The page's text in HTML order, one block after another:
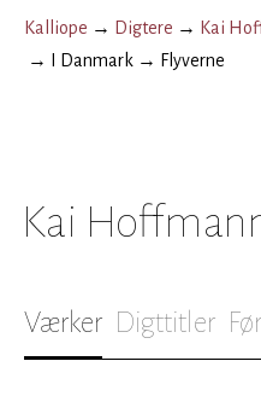
Kalliope → Digtere → Kai
→
I Danmark → Flyverne
Kai
Værker Digttitler